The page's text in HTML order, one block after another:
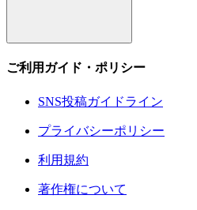
ご利用ガイド・ポリシー
SNS投稿ガイドライン
プライバシーポリシー
利用規約
著作権について